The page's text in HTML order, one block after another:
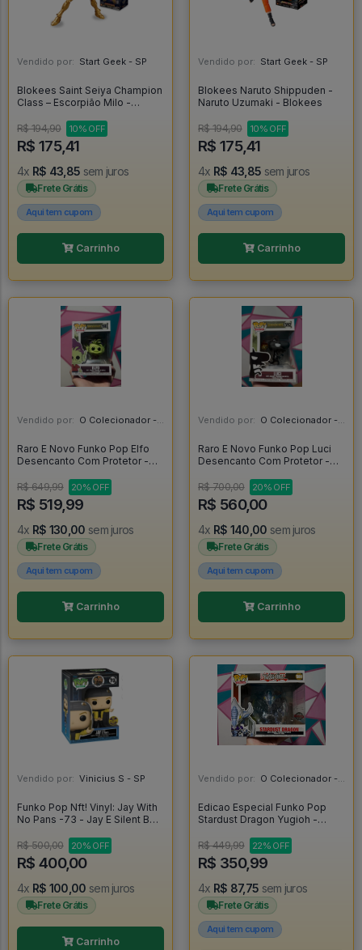
Vendido por: Start Geek - SP
Blokees Saint Seiya Champion
Class – Escorpião Milo -
R$ 194,90
10% OFF
R$ 175,41
4x R$ 43,85 sem juros
Frete Grátis
Aqui tem cupom
Carrinho
Vendido por: Start Geek - SP
Blokees Naruto Shippuden -
Naruto Uzumaki - Blokees
R$ 194,90 10% OFF
R$ 175,41
4x R$ 43,85 sem juros
Frete Grátis
Aqui tem cupom
Carrinho
Vendido por: O Colecionador - SP
Raro E Novo Funko Pop Elfo
Desencanto Com Protetor -
R$ 649,99
20% OFF
R$ 519,99
4x R$ 130,00 sem juros
Frete Grátis
Aqui tem cupom
Carrinho
Vendido por: O Colecionador - SP
Raro E Novo Funko Pop Luci
Desencanto Com Protetor -
R$ 700,00
20% OFF
R$ 560,00
4x R$ 140,00 sem juros
Frete Grátis
Aqui tem cupom
Carrinho
Vendido por: Vinicius S - SP
Funko Pop Nft! Vinyl: Jay With
No Pans -73 - Jay E Silent Bob
R$ 500,00
20% OFF
R$ 400,00
4x R$ 100,00 sem juros
Frete Grátis
Carrinho
Vendido por: O Colecionador - SP
Edicao Especial Funko Pop
Stardust Dragon Yugioh -
R$ 449,99
22% OFF
R$ 350,99
4x R$ 87,75 sem juros
Frete Grátis
Aqui tem cupom